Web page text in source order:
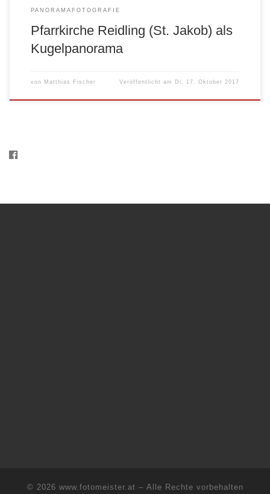
PANORAMAFOTOGRAFIE
Pfarrkirche Reidling (St. Jakob) als
Kugelpanorama
von Matthias Fischer Veröffentlicht am Di, 17. Oktober 2017
© 2026 www.fotomeister.at – Alle Rechte vorbehalten